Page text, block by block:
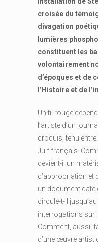
croisée du
divagation
lumières
constituent les
volontairement
d’époques et de
l’Histoire et de
Un fil rouge
l’artiste d’un
croquis, tenu
Juif français.
devient-il un
d’appropriation et
un document daté
circule-t-il
interrogations sur
Comment, aussi,
d’une œuvre